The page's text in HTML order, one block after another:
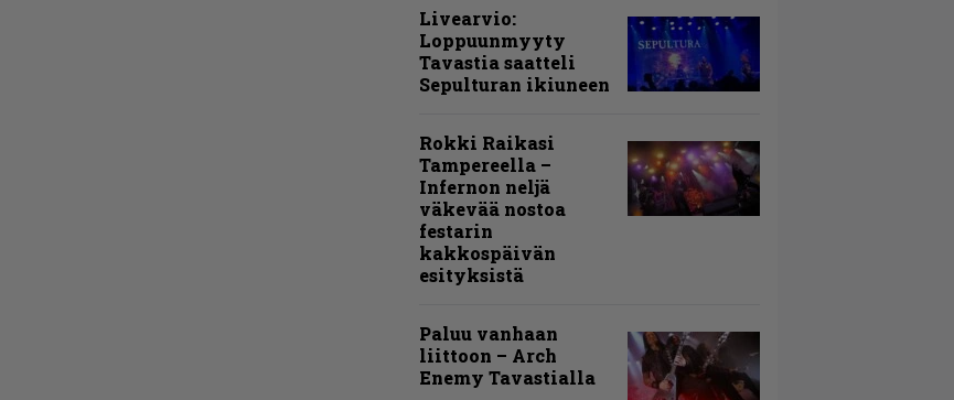
Livearvio:
Loppuunmyyty
Tavastia saatteli
Sepulturan ikiuneen
Rokki Raikasi
Tampereella –
Infernon neljä
väkevää nostoa
festarin
kakkospäivän
esityksistä
Paluu vanhaan
liittoon – Arch
Enemy Tavastialla